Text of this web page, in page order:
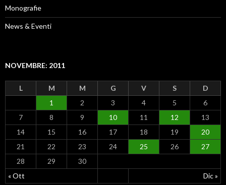
Monografie
News & Eventi
NOVEMBRE: 2011
L M M G V S D
« Ott Dic »
1 2 3 4 5
6
7
8 9 10 11 12
13
14
15 16 17 18 19
20
21
22 23 24 25 26
27
28
29 30